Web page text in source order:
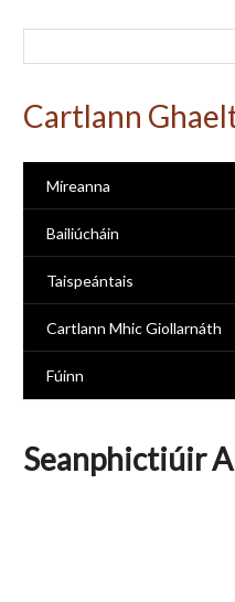
Cartlann
Míreanna
Bailiúcháin
Taispeántais
Cartlann Mhic Giollarnáth
Fúinn
Seanphictiúir